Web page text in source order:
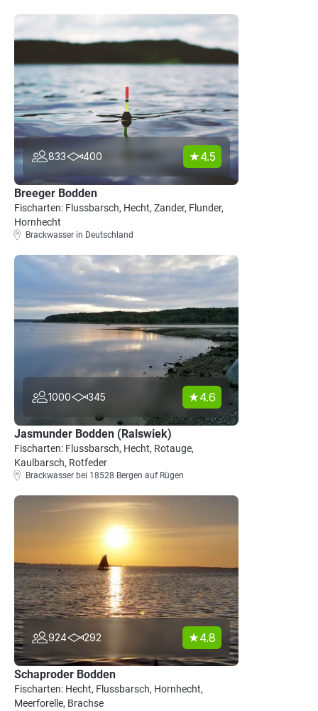
833 400 4.5
Breeger Bodden
Fischarten: Flussbarsch, Hecht, Zander, Flunder,
Hornhecht
Brackwasser in Deutschland
1000 345 4.6
Jasmunder Bodden (Ralswiek)
Fischarten: Flussbarsch, Hecht, Rotauge,
Kaulbarsch, Rotfeder
Brackwasser bei 18528 Bergen auf Rügen
924 292 4.8
Schaproder Bodden
Fischarten: Hecht, Flussbarsch, Hornhecht,
Meerforelle, Brachse